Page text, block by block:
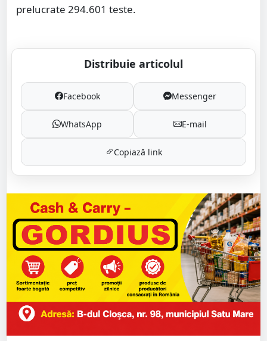
prelucrate 294.601 teste.
Distribuie articolul
Facebook Messenger
WhatsApp E-mail
Copiază link